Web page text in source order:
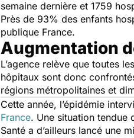
semaine dernière et 1759
Près de 93% des enfants
publique France.
Augmentation
L’agence relève que toutes
hôpitaux sont donc
régions métropolitaines et
Cette année, l’épidémie
France. Une situation tendue
Santé a d’ailleurs lancé une